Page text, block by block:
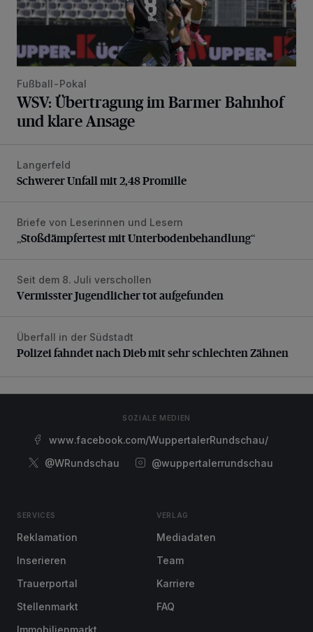
Fußball-Pokal
WSV: Übertragung im Barmer Bahnhof
und klare Ansage
Schwerer Unfall mit 2,48 Promille
Langerfeld
Schwerer Unfall mit 2,48 Promille
„Stoßdämpfertest mit Unterbodenbehandlung“
Briefe von Leserinnen und Lesern
„Stoßdämpfertest mit Unterbodenbehandlung“
Vermisster Jugendlicher tot aufgefunden
Seit dem 8. Juli verschollen
Vermisster Jugendlicher tot aufgefunden
Polizei fahndet nach Dieb mit sehr schlechten Zähnen
Überfall in der Südstadt
Polizei fahndet nach Dieb mit sehr schlechten Zähnen
SOZIALE MEDIEN
www.facebook.com/WuppertalerRundschau/
@WRundschau
@wuppertalerrundschau
SERVICES
Reklamation
Inserieren
Trauerportal
Stellenmarkt
Immobilienmarkt
VERLAG
Mediadaten
Team
Karriere
FAQ